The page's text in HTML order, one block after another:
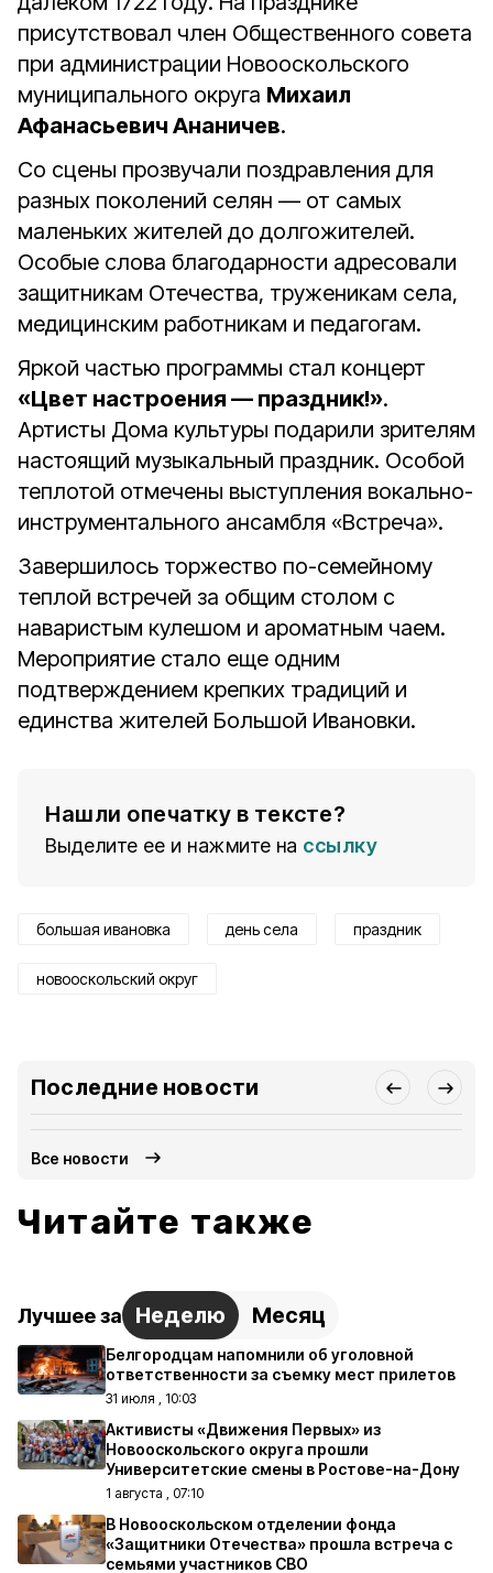
присутствовал член Общественного совета
при администрации Новооскольского
муниципального округа Михаил
Афанасьевич Ананичев.
Со сцены прозвучали поздравления для
разных поколений селян — от самых
маленьких жителей до долгожителей.
Особые слова благодарности адресовали
защитникам Отечества, труженикам села,
медицинским работникам и педагогам.
Яркой частью программы стал концерт
«Цвет настроения — праздник!».
Артисты Дома культуры подарили зрителям
настоящий музыкальный праздник. Особой
теплотой отмечены выступления вокально-
инструментального ансамбля «Встреча».
Завершилось торжество по-семейному
теплой встречей за общим столом с
наваристым кулешом и ароматным чаем.
Мероприятие стало еще одним
подтверждением крепких традиций и
единства жителей Большой Ивановки.
Нашли опечатку в тексте?
Выделите ее и нажмите на ссылку
большая ивановка день села праздник
новооскольский округ
Последние новости
Все новости
Читайте также
Лучшее за Неделю Месяц
Белгородцам напомнили об уголовной
ответственности за съемку мест прилетов
31 июля , 10:03
Активисты «Движения Первых» из
Новооскольского округа прошли
Университетские смены в Ростове-на-Дону
1 августа , 07:10
В Новооскольском отделении фонда
«Защитники Отечества» прошла встреча с
семьями участников СВО